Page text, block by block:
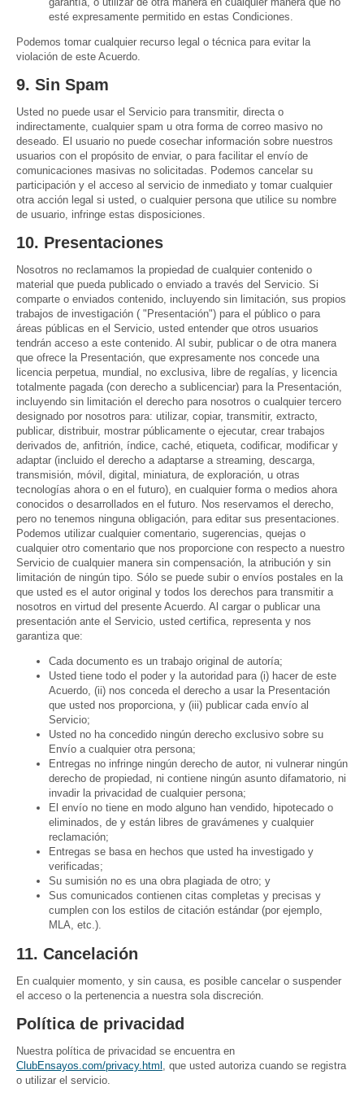
esté expresamente permitido en estas Condiciones.
Podemos tomar cualquier recurso legal o técnica para evitar la
violación de este Acuerdo.
9. Sin Spam
Usted no puede usar el Servicio para transmitir, directa o
indirectamente, cualquier spam u otra forma de correo masivo no
deseado. El usuario no puede cosechar información sobre nuestros
usuarios con el propósito de enviar, o para facilitar el envío de
comunicaciones masivas no solicitadas. Podemos cancelar su
participación y el acceso al servicio de inmediato y tomar cualquier
otra acción legal si usted, o cualquier persona que utilice su nombre
de usuario, infringe estas disposiciones.
10. Presentaciones
Nosotros no reclamamos la propiedad de cualquier contenido o
material que pueda publicado o enviado a través del Servicio. Si
comparte o enviados contenido, incluyendo sin limitación, sus propios
trabajos de investigación ( "Presentación") para el público o para
áreas públicas en el Servicio, usted entender que otros usuarios
tendrán acceso a este contenido. Al subir, publicar o de otra manera
que ofrece la Presentación, que expresamente nos concede una
licencia perpetua, mundial, no exclusiva, libre de regalías, y licencia
totalmente pagada (con derecho a sublicenciar) para la Presentación,
incluyendo sin limitación el derecho para nosotros o cualquier tercero
designado por nosotros para: utilizar, copiar, transmitir, extracto,
publicar, distribuir, mostrar públicamente o ejecutar, crear trabajos
derivados de, anfitrión, índice, caché, etiqueta, codificar, modificar y
adaptar (incluido el derecho a adaptarse a streaming, descarga,
transmisión, móvil, digital, miniatura, de exploración, u otras
tecnologías ahora o en el futuro), en cualquier forma o medios ahora
conocidos o desarrollados en el futuro. Nos reservamos el derecho,
pero no tenemos ninguna obligación, para editar sus presentaciones.
Podemos utilizar cualquier comentario, sugerencias, quejas o
cualquier otro comentario que nos proporcione con respecto a nuestro
Servicio de cualquier manera sin compensación, la atribución y sin
limitación de ningún tipo. Sólo se puede subir o envíos postales en la
que usted es el autor original y todos los derechos para transmitir a
nosotros en virtud del presente Acuerdo. Al cargar o publicar una
presentación ante el Servicio, usted certifica, representa y nos
garantiza que:
Cada documento es un trabajo original de autoría;
Usted tiene todo el poder y la autoridad para (i) hacer de este
Acuerdo, (ii) nos conceda el derecho a usar la Presentación
que usted nos proporciona, y (iii) publicar cada envío al
Servicio;
Usted no ha concedido ningún derecho exclusivo sobre su
Envío a cualquier otra persona;
Entregas no infringe ningún derecho de autor, ni vulnerar ningún
derecho de propiedad, ni contiene ningún asunto difamatorio, ni
invadir la privacidad de cualquier persona;
El envío no tiene en modo alguno han vendido, hipotecado o
eliminados, de y están libres de gravámenes y cualquier
reclamación;
Entregas se basa en hechos que usted ha investigado y
verificadas;
Su sumisión no es una obra plagiada de otro; y
Sus comunicados contienen citas completas y precisas y
cumplen con los estilos de citación estándar (por ejemplo,
MLA, etc.).
11. Cancelación
En cualquier momento, y sin causa, es posible cancelar o suspender
el acceso o la pertenencia a nuestra sola discreción.
Política de privacidad
Nuestra política de privacidad se encuentra en
ClubEnsayos.com/privacy.html , que usted autoriza cuando se registra
o utilizar el servicio.